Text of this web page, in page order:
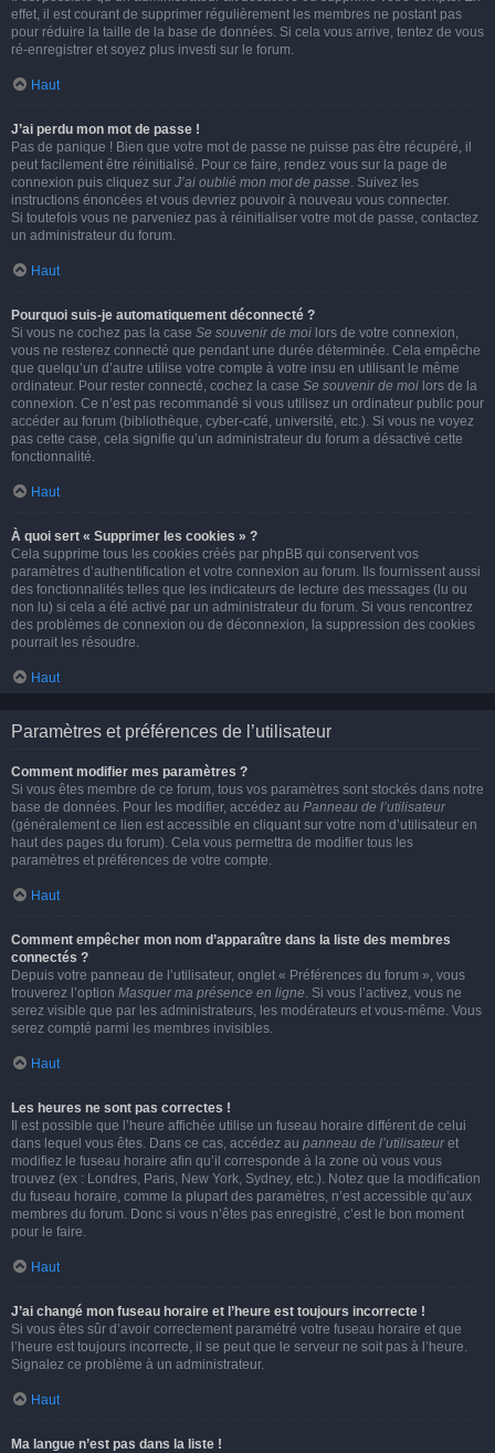
effet, il est courant de supprimer régulièrement les membres ne postant pas
pour réduire la taille de la base de données. Si cela vous arrive, tentez de vous
ré-enregistrer et soyez plus investi sur le forum.
Haut
J’ai perdu mon mot de passe !
Pas de panique ! Bien que votre mot de passe ne puisse pas être récupéré, il
peut facilement être réinitialisé. Pour ce faire, rendez vous sur la page de
connexion puis cliquez sur J’ai oublié mon mot de passe. Suivez les
instructions énoncées et vous devriez pouvoir à nouveau vous connecter.
Si toutefois vous ne parveniez pas à réinitialiser votre mot de passe, contactez
un administrateur du forum.
Haut
Pourquoi suis-je automatiquement déconnecté ?
Si vous ne cochez pas la case Se souvenir de moi lors de votre connexion,
vous ne resterez connecté que pendant une durée déterminée. Cela empêche
que quelqu’un d’autre utilise votre compte à votre insu en utilisant le même
ordinateur. Pour rester connecté, cochez la case Se souvenir de moi lors de la
connexion. Ce n’est pas recommandé si vous utilisez un ordinateur public pour
accéder au forum (bibliothèque, cyber-café, université, etc.). Si vous ne voyez
pas cette case, cela signifie qu’un administrateur du forum a désactivé cette
fonctionnalité.
Haut
À quoi sert « Supprimer les cookies » ?
Cela supprime tous les cookies créés par phpBB qui conservent vos
paramètres d’authentification et votre connexion au forum. Ils fournissent aussi
des fonctionnalités telles que les indicateurs de lecture des messages (lu ou
non lu) si cela a été activé par un administrateur du forum. Si vous rencontrez
des problèmes de connexion ou de déconnexion, la suppression des cookies
pourrait les résoudre.
Haut
Paramètres et préférences de l’utilisateur
Comment modifier mes paramètres ?
Si vous êtes membre de ce forum, tous vos paramètres sont stockés dans notre
base de données. Pour les modifier, accédez au Panneau de l’utilisateur
(généralement ce lien est accessible en cliquant sur votre nom d’utilisateur en
haut des pages du forum). Cela vous permettra de modifier tous les
paramètres et préférences de votre compte.
Haut
Comment empêcher mon nom d’apparaître dans la liste des membres
connectés ?
Depuis votre panneau de l’utilisateur, onglet « Préférences du forum », vous
trouverez l’option Masquer ma présence en ligne. Si vous l’activez, vous ne
serez visible que par les administrateurs, les modérateurs et vous-même. Vous
serez compté parmi les membres invisibles.
Haut
Les heures ne sont pas correctes !
Il est possible que l’heure affichée utilise un fuseau horaire différent de celui
dans lequel vous êtes. Dans ce cas, accédez au panneau de l’utilisateuret
modifiez le fuseau horaire afin qu’il corresponde à la zone où vous vous
trouvez (ex : Londres, Paris, New York, Sydney, etc.). Notez que la modification
du fuseau horaire, comme la plupart des paramètres, n’est accessible qu’aux
membres du forum. Donc si vous n’êtes pas enregistré, c’est le bon moment
pour le faire.
Haut
J’ai changé mon fuseau horaire et l’heure est toujours incorrecte !
Si vous êtes sûr d’avoir correctement paramétré votre fuseau horaire et que
l’heure est toujours incorrecte, il se peut que le serveur ne soit pas à l’heure.
Signalez ce problème à un administrateur.
Haut
Ma langue n’est pas dans la liste !